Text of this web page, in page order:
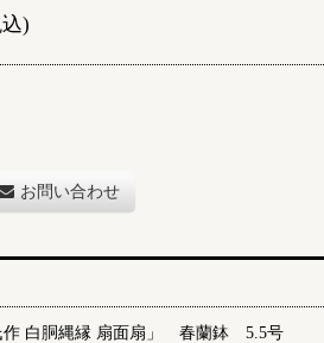
)
お問い合わせ
白胴縄縁 扇面扇」 春蘭鉢 5.5号